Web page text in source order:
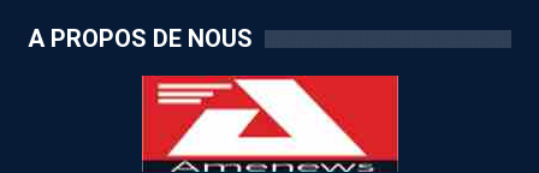
A PROPOS DE NOUS